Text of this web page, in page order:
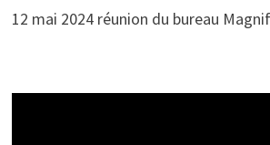
12 mai 2024 réunion du bureau